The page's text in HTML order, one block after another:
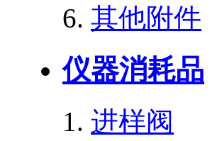
其他附件
仪器消耗品
进样阀